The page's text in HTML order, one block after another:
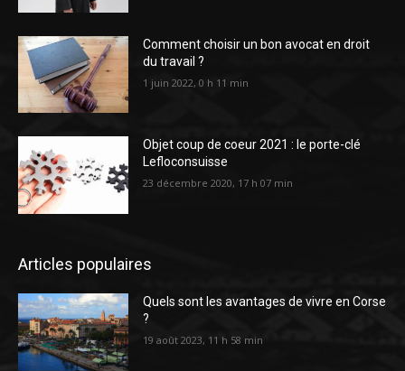
Comment choisir un bon avocat en droit
du travail ?
1 juin 2022, 0 h 11 min
Objet coup de coeur 2021 : le porte-clé
Lefloconsuisse
23 décembre 2020, 17 h 07 min
Articles populaires
Quels sont les avantages de vivre en Corse
?
19 août 2023, 11 h 58 min